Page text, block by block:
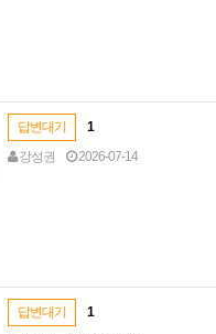
답변대기
1
강성권
2026-07-14
답변대기
1